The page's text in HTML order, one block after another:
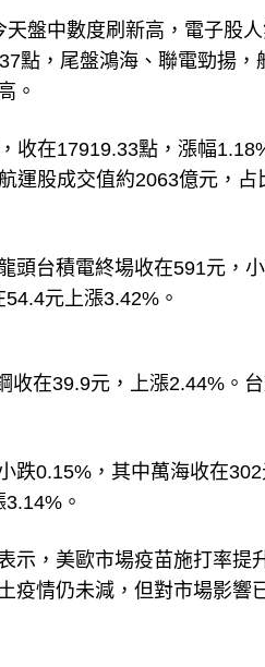
盤中數度刷新高，電子股
點，尾盤鴻海、聯電勁揚
。
收在17919.33點，漲幅
運股成交值約2063億元，
頭台積電終場收在591元，
元上漲3.42%。
收在39.9元，上漲2.44%。
跌0.15%，其中萬海收在
。
示，美歐市場疫苗施打率提
疫情仍未減，但對市場影響